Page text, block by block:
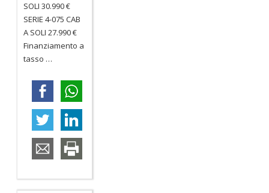
SOLI 30.990 €
SERIE 4-075 CAB
A SOLI 27.990 €
Finanziamento a
tasso …